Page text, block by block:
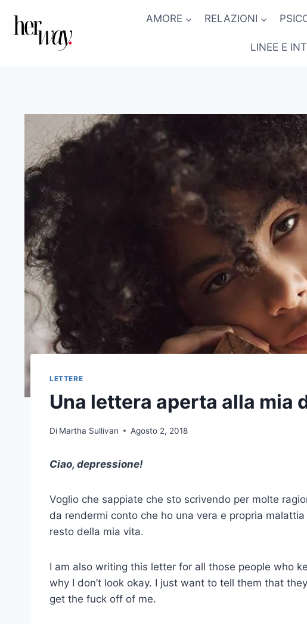
contenuto
AMORE RELAZIONI
LINEE E
LETTERE
Una lettera aperta alla mia
Di Martha Sullivan Agosto 2, 2018
Ciao, depressione!
Voglio che sappiate che sto scrivendo per molte
da rendermi conto che ho una vera e propria
resto della mia vita.
I am also writing this letter for all those people who
why I don’t look okay. I just want to tell them that
get the fuck off of me.